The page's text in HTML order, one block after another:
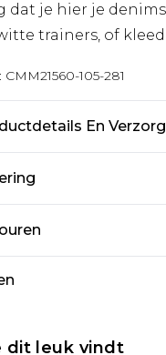
dat je hier je
trainers, of
CMM21560-105-281
En
Nederland
belastingen en btw
dit leuk vindt